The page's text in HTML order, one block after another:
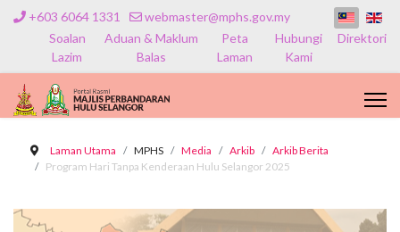
+603 6064 1331
webmaster@mphs.gov.my
Soalan
Lazim
Aduan & Maklum
Balas
Peta
Laman
Hubungi
Kami
Direktori
Laman Utama MPHS Media Arkib
Arkib Berita
Program Hari Tanpa Kenderaan Hulu Selangor 2025